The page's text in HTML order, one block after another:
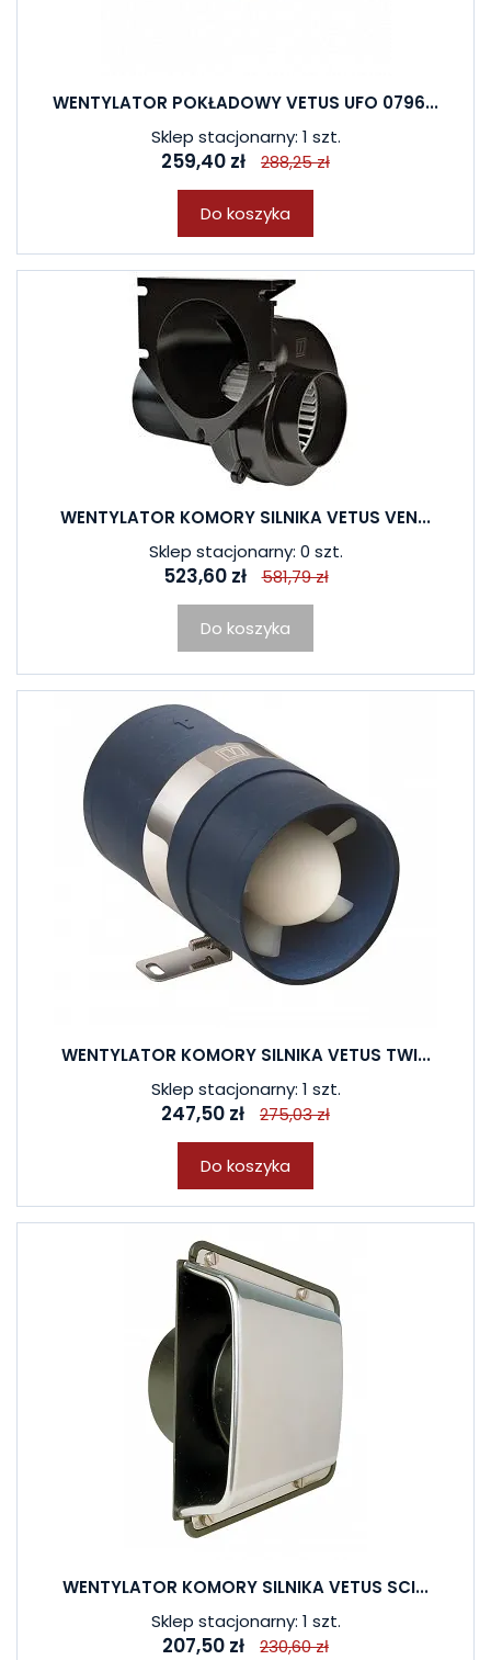
WENTYLATOR POKŁADOWY VETUS UFO 0796...
Sklep stacjonarny: 1 szt.
259,40 zł 288,25 zł
Do koszyka
WENTYLATOR KOMORY SILNIKA VETUS VEN...
Sklep stacjonarny: 0 szt.
523,60 zł 581,79 zł
Do koszyka
WENTYLATOR KOMORY SILNIKA VETUS TWI...
Sklep stacjonarny: 1 szt.
247,50 zł 275,03 zł
Do koszyka
WENTYLATOR KOMORY SILNIKA VETUS SCI...
Sklep stacjonarny: 1 szt.
207,50 zł 230,60 zł